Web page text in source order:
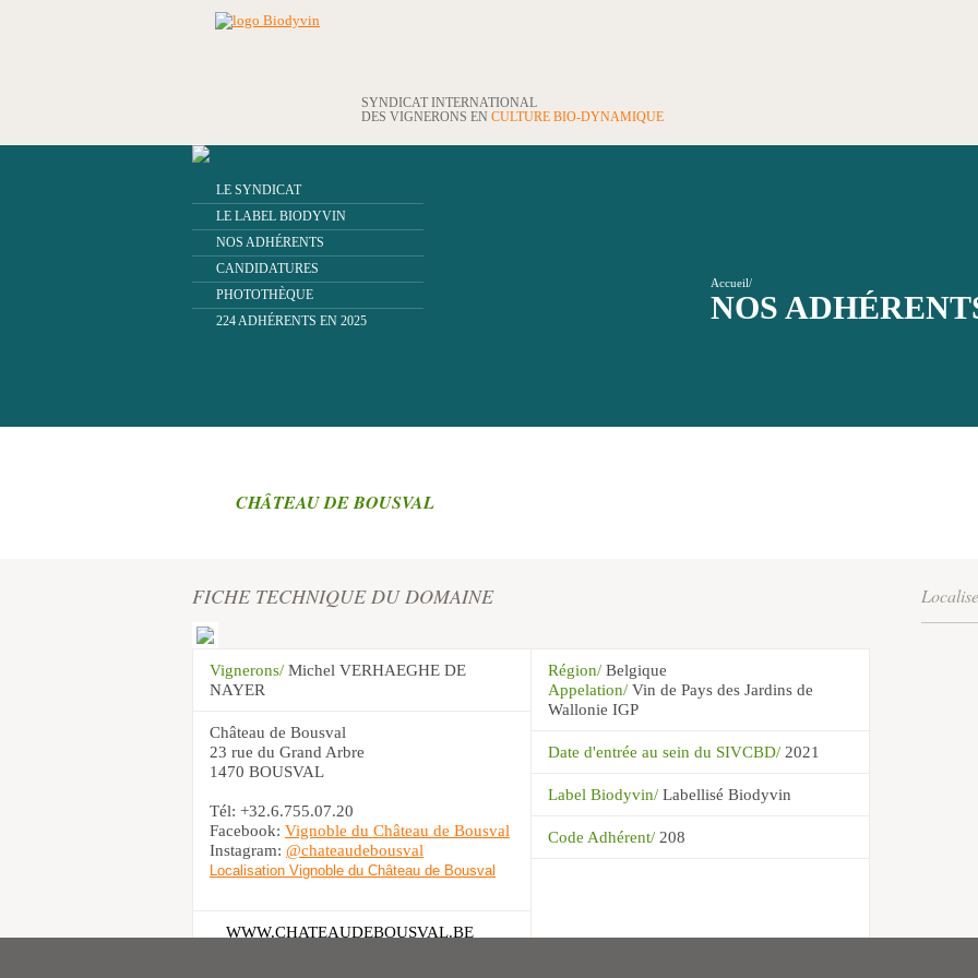
SYNDICAT INTERNATIONAL
DES VIGNERONS EN CULTURE BIO-DYNAMIQUE
LE SYNDICAT
LE LABEL BIODYVIN
NOS ADHÉRENTS
CANDIDATURES
PHOTOTHÈQUE
224 ADHÉRENTS EN 2025
Accueil/
NOS
CHÂTEAU DE BOUSVAL
FICHE TECHNIQUE DU DOMAINE
Vignerons/ Michel VERHAEGHE DE
NAYER
Château de Bousval
23 rue du Grand Arbre
1470 BOUSVAL
Tél: +32.6.755.07.20
Facebook: Vignoble du Château de Bousval
Instagram: @chateaudebousval
Localisation Vignoble du Château de Bousval
WWW.CHATEAUDEBOUSVAL.BE
Région/ Belgique
Appelation/ Vin de Pays des Jardins de
Wallonie IGP
Date d'entrée au sein du SIVCBD/ 2021
Label Biodyvin/ Labellisé Biodyvin
Code Adhérent/ 208